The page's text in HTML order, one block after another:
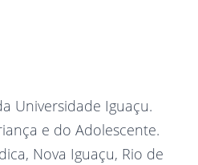
Universidade Iguaçu.
e do Adolescente.
Nova Iguaçu, Rio de